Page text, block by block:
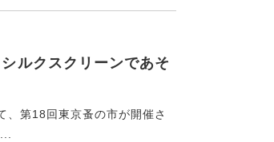
ルクスクリーンであそ
第18回東京蚤の市が開催さ